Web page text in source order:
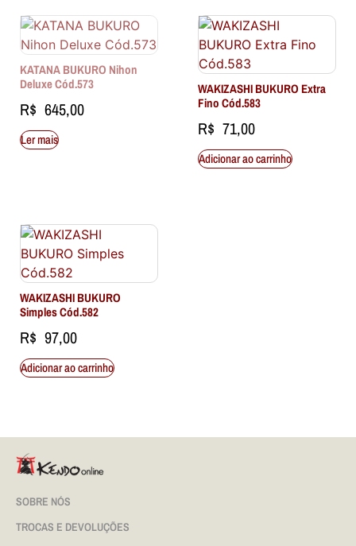
KATANA BUKURO Nihon
Deluxe Cód.573
R$ 645,00
Ler mais
WAKIZASHI BUKURO Extra
Fino Cód.583
R$ 71,00
Adicionar ao carrinho
WAKIZASHI BUKURO
Simples Cód.582
R$ 97,00
Adicionar ao carrinho
SOBRE NÓS
TROCAS E DEVOLUÇÕES